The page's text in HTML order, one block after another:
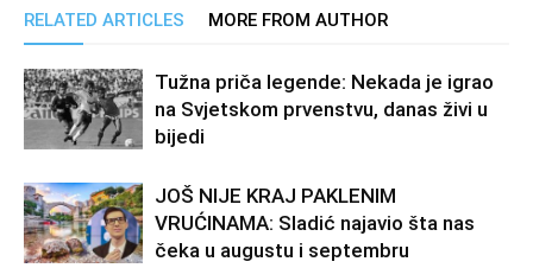
RELATED ARTICLES MORE FROM AUTHOR
Tužna priča legende: Nekada je igrao
na Svjetskom prvenstvu, danas živi u
bijedi
JOŠ NIJE KRAJ PAKLENIM
VRUĆINAMA: Sladić najavio šta nas
čeka u augustu i septembru